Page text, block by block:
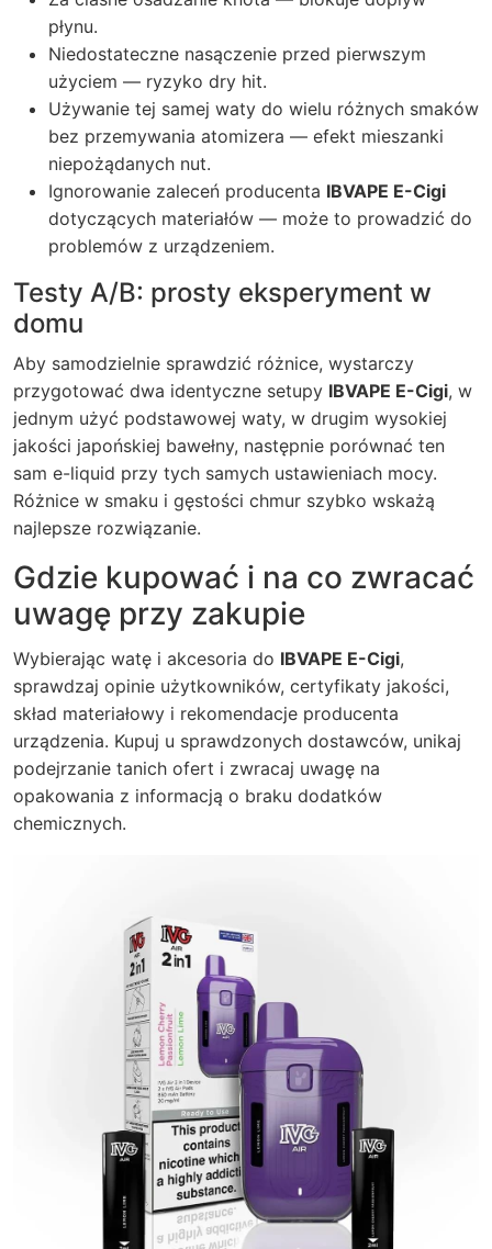
płynu.
Niedostateczne nasączenie przed pierwszym
użyciem — ryzyko dry hit.
Używanie tej samej waty do wielu różnych smaków
bez przemywania atomizera — efekt mieszanki
niepożądanych nut.
Ignorowanie zaleceń producenta IBVAPE E-Cigi
dotyczących materiałów — może to prowadzić do
problemów z urządzeniem.
Testy A/B: prosty eksperyment w
domu
Aby samodzielnie sprawdzić różnice, wystarczy
przygotować dwa identyczne setupy IBVAPE E-Cigi, w
jednym użyć podstawowej waty, w drugim wysokiej
jakości japońskiej bawełny, następnie porównać ten
sam e-liquid przy tych samych ustawieniach mocy.
Różnice w smaku i gęstości chmur szybko wskażą
najlepsze rozwiązanie.
Gdzie kupować i na co zwracać
uwagę przy zakupie
Wybierając watę i akcesoria do IBVAPE E-Cigi,
sprawdzaj opinie użytkowników, certyfikaty jakości,
skład materiałowy i rekomendacje producenta
urządzenia. Kupuj u sprawdzonych dostawców, unikaj
podejrzanie tanich ofert i zwracaj uwagę na
opakowania z informacją o braku dodatków
chemicznych.